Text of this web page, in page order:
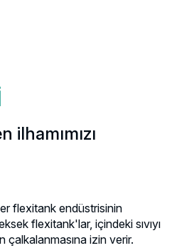
ilhamımızı
flexitank endüstrisinin
flexitank'lar, içindeki sıvıyı
çalkalanmasına izin verir.